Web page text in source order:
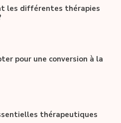
les différentes thérapies
pour une conversion à la
thérapeutiques